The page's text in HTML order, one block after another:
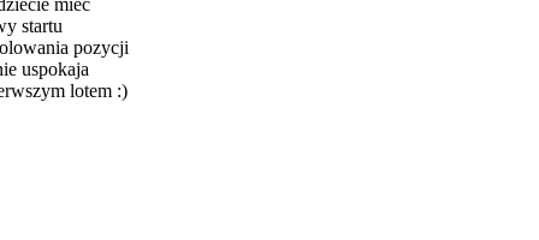
mieć
startu
pozycji
uspokaja
lotem :)